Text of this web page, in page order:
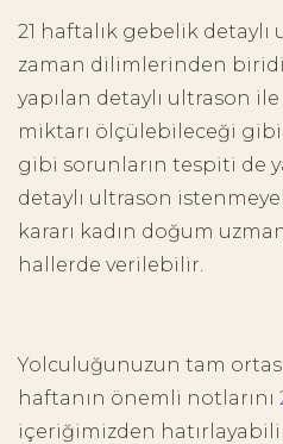
21 haftalık gebelik
zaman dilimlerinden
yapılan detaylı ultrason
miktarı ölçülebileceği
gibi sorunların tespiti de
detaylı ultrason
kararı kadın doğum
hallerde verilebilir.
Yolculuğunuzun tam
haftanın önemli notlarını
içeriğimizden